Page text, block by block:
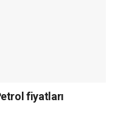
fiyatları